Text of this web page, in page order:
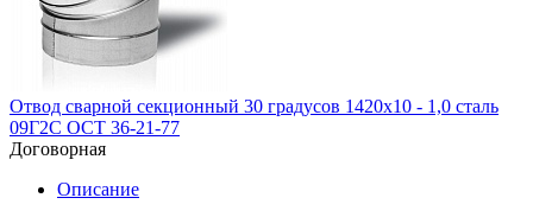
Отвод сварной секционный 30 градусов 1420х10 - 1,0 сталь
09Г2С ОСТ 36-21-77
Договорная
Описание